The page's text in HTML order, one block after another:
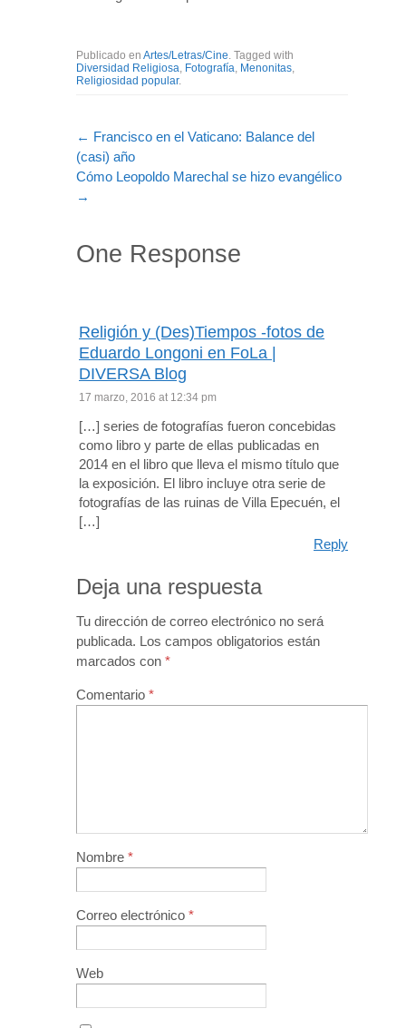
Publicado en Artes/Letras/Cine . Tagged with
Diversidad Religiosa Fotografía Menonitas
Religiosidad popular.
← Francisco en el Vaticano: Balance del
(casi) año
Cómo Leopoldo Marechal se hizo evangélico
→
One Response
Religión y (Des)Tiempos -fotos de
Eduardo Longoni en FoLa |
DIVERSA Blog
17 marzo, 2016 at 12:34 pm
[…] series de fotografías fueron concebidas
como libro y parte de ellas publicadas en
2014 en el libro que lleva el mismo título que
la exposición. El libro incluye otra serie de
fotografías de las ruinas de Villa Epecuén, el
[…]
Reply
Deja una respuesta
Tu dirección de correo electrónico no será
publicada. Los campos obligatorios están
marcados con *
Comentario *
Nombre *
Correo electrónico *
Web